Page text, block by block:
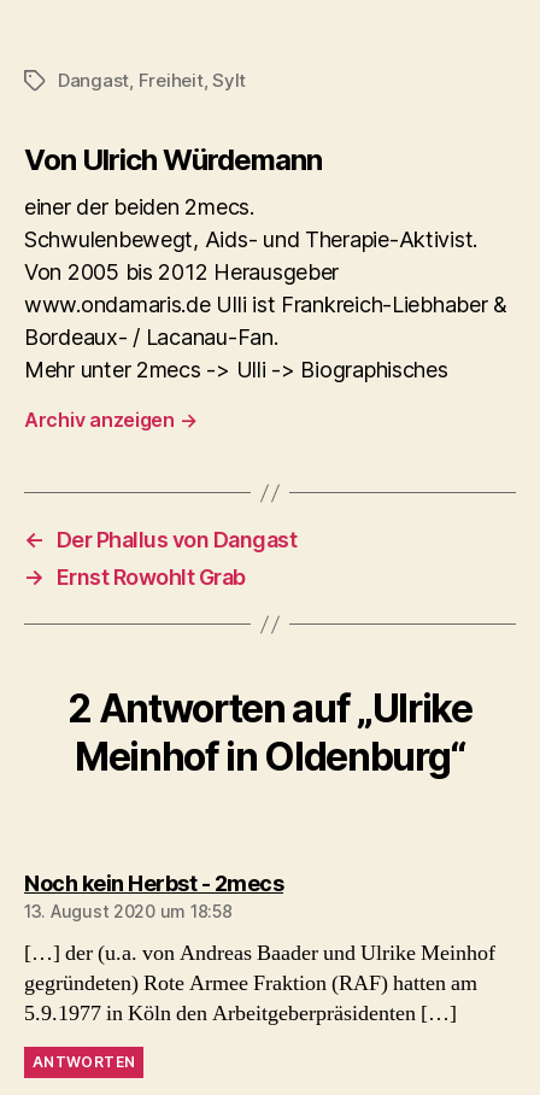
Schlagwörter
Dangast, Freiheit,Sylt
Von Ulrich Würdemann
einer der beiden 2mecs.
Schwulenbewegt, Aids- und Therapie-Aktivist.
Von 2005 bis 2012 Herausgeber
www.ondamaris.de Ulli ist Frankreich-Liebhaber &
Bordeaux- / Lacanau-Fan.
Mehr unter 2mecs -> Ulli -> Biographisches
Archiv anzeigen →
←
Der Phallus von Dangast
→
Ernst Rowohlt Grab
2 Antworten auf „Ulrike
Meinhof in Oldenburg“
Noch kein Herbst - 2mecssagt:
13. August 2020 um 18:58
[…] der (u.a. von Andreas Baader und Ulrike Meinhof
gegründeten) Rote Armee Fraktion (RAF) hatten am
5.9.1977 in Köln den Arbeitgeberpräsidenten […]
ANTWORTEN